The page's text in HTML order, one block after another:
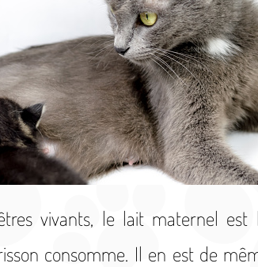
vivants, le lait maternel est
consomme. Il en est de